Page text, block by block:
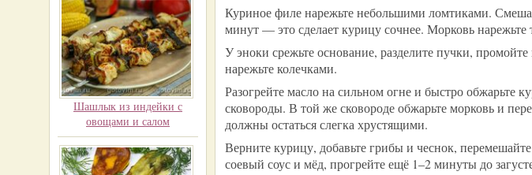
Шашлык из индейки с
овощами и салом
Куриное филе нарежьте небольшими ломтиками.
минут — это сделает курицу сочнее. Морковь
У эноки срежьте основание, разделите пучки,
нарежьте колечками.
Разогрейте масло на сильном огне и быстро обжарьте
сковороды. В той же сковороде обжарьте морковь и
должны остаться слегка хрустящими.
Верните курицу, добавьте грибы и чеснок,
соевый соус и мёд, прогрейте ещё 1–2 минуты до